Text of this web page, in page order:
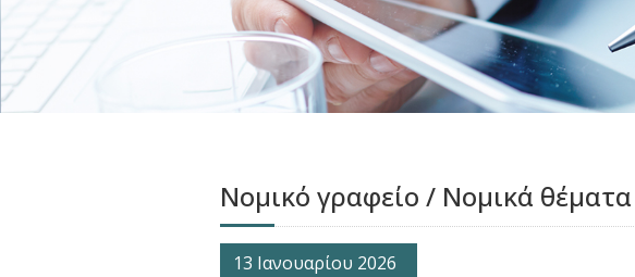
Νομικό γραφείο / Νομικά θέματα
13 Ιανουαρίου 2026